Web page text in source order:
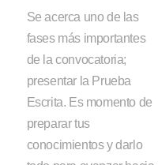
Se acerca uno de las
fases más importantes
de la convocatoria;
presentar la Prueba
Escrita. Es momento de
preparar tus
conocimientos y darlo